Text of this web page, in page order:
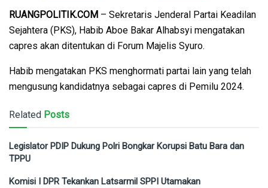
RUANGPOLITIK.COM – Sekretaris Jenderal Partai Keadilan
Sejahtera (PKS), Habib Aboe Bakar Alhabsyi mengatakan
capres akan ditentukan di Forum Majelis Syuro.
Habib mengatakan PKS menghormati partai lain yang telah
mengusung kandidatnya sebagai capres di Pemilu 2024.
Related Posts
Legislator PDIP Dukung Polri Bongkar Korupsi Batu Bara dan
TPPU
Komisi I DPR Tekankan Latsarmil SPPI Utamakan